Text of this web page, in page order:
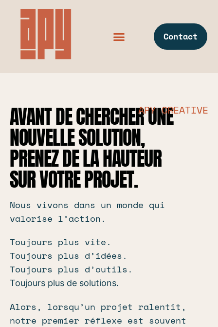
Contact
APY CREATIVE
AVANT DE CHERCHER UNE
NOUVELLE SOLUTION,
PRENEZ DE LA HAUTEUR
SUR VOTRE PROJET.
Nous vivons dans un monde qui
valorise l’action.
Toujours plus vite.
Toujours plus d’idées.
Toujours plus d’outils.
Toujours plus de solutions.
Alors, lorsqu’un projet ralentit,
notre premier réflexe est souvent